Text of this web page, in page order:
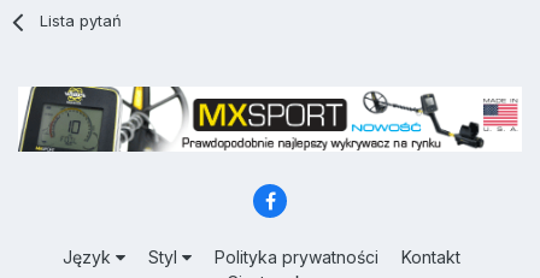
Lista pytań
Język Styl Polityka prywatności
Kontakt